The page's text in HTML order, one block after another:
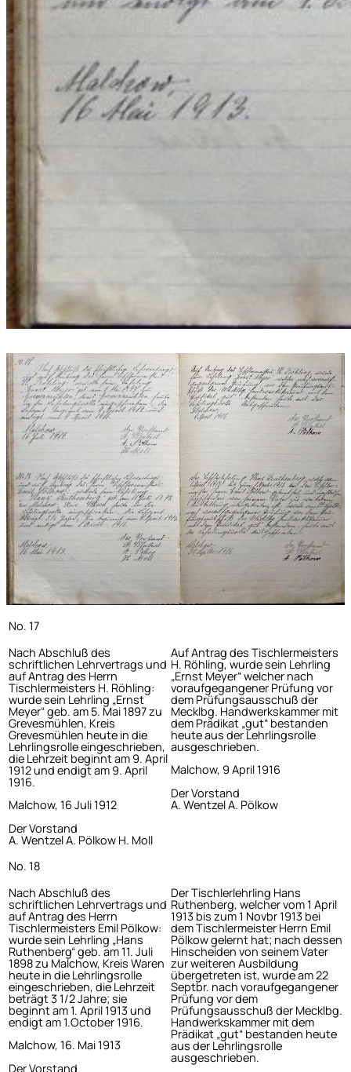
No. 17
Nach Abschluß des
schriftlichen Lehrvertrags und
auf Antrag des Herrn
Tischlermeisters H. Röhling:
wurde sein Lehrling „Ernst
Meyer“ geb. am 5. Mai 1897 zu
Grevesmühlen, Kreis
Grevesmühlen heute in die
Lehrlingsrolle eingeschrieben,
die Lehrzeit beginnt am 9. April
1912 und endigt am 9. April
1916.
Malchow, 16 Juli 1912
Der Vorstand
A. Wentzel A. Pölkow H. Moll
Auf Antrag des Tischlermeisters
H. Röhling, wurde sein Lehrling
„Ernst Meyer“ welcher nach
voraufgegangener Prüfung vor
dem Prüfungsausschuß der
Mecklbg. Handwerkskammer mit
dem Prädikat „gut“ bestanden
heute aus der Lehrlingsrolle
ausgeschrieben.
Malchow, 9 April 1916
Der Vorstand
A. Wentzel A. Pölkow
No. 18
Nach Abschluß des
schriftlichen Lehrvertrags und
auf Antrag des Herrn
Tischlermeisters Emil Pölkow:
wurde sein Lehrling „Hans
Ruthenberg“ geb. am 11. Juli
1898 zu Malchow, Kreis Waren
heute in die Lehrlingsrolle
eingeschrieben, die Lehrzeit
beträgt 3 1/2 Jahre; sie
beginnt am 1. April 1913 und
endigt am 1.October 1916.
Malchow, 16. Mai 1913
Der Vorstand
Der Tischlerlehrling Hans
Ruthenberg, welcher vom 1 April
1913 bis zum 1 Novbr 1913 bei
dem Tischlermeister Herrn Emil
Pölkow gelernt hat; nach dessen
Hinscheiden von seinem Vater
zur weiteren Ausbildung
übergetreten ist, wurde am 22
Septbr. nach voraufgegangener
Prüfung vor dem
Prüfungsausschuß der Mecklbg.
Handwerkskammer mit dem
Prädikat „gut“ bestanden heute
aus der Lehrlingsrolle
ausgeschrieben.